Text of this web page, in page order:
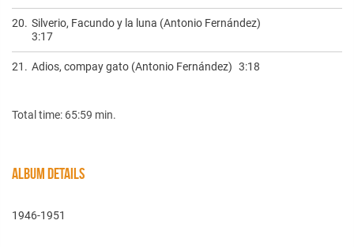
20. Silverio, Facundo y la luna (Antonio Fernández)
3:17
21. Adios, compay gato (Antonio Fernández) 3:18
Total time: 65:59 min.
ALBUM DETAILS
1946-1951